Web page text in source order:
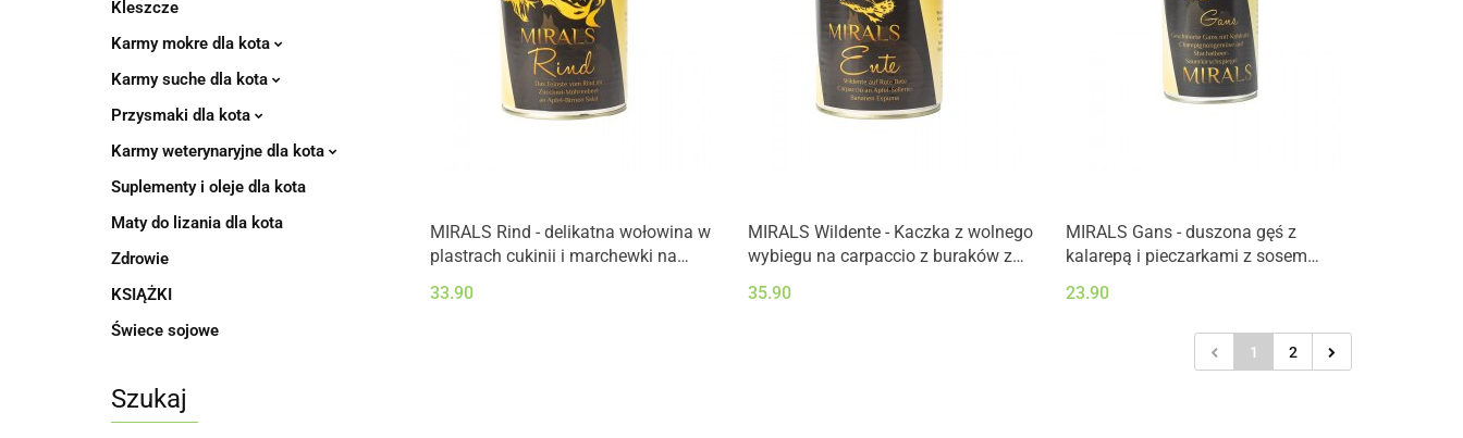
Kleszcze
Karmy mokre dla kota
Karmy suche dla kota
Przysmaki dla kota
Karmy weterynaryjne dla kota
Suplementy i oleje dla kota
Maty do lizania dla kota
Zdrowie
KSIĄŻKI
Świece sojowe
Szukaj
MIRALS Rind - delikatna wołowina w
plastrach cukinii i marchewki na
33.90
MIRALS Wildente - Kaczka z wolnego
wybiegu na carpaccio z buraków z
(800g)
35.90
MIRALS Gans - duszona gęś z
kalarepą i pieczarkami z sosem
23.90
1 2